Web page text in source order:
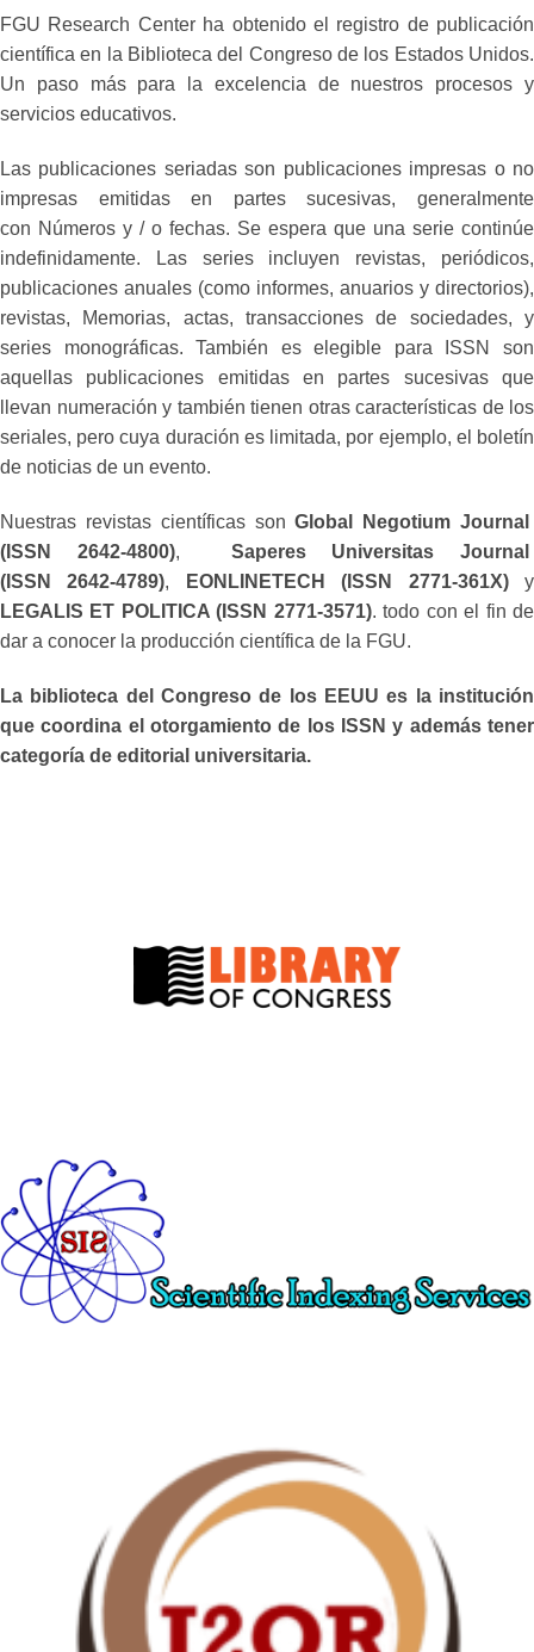
FGU Research Center ha obtenido el registro de publicación
científica en la Biblioteca del Congreso de los Estados Unidos.
Un paso más para la excelencia de nuestros procesos y
servicios educativos.
Las publicaciones seriadas son publicaciones impresas o no
impresas emitidas en partes sucesivas, generalmente
con Números y / o fechas. Se espera que una serie continúe
indefinidamente. Las series incluyen revistas, periódicos,
publicaciones anuales (como informes, anuarios y directorios),
revistas, Memorias, actas, transacciones de sociedades, y
series monográficas. También es elegible para ISSN son
aquellas publicaciones emitidas en partes sucesivas que
llevan numeración y también tienen otras características de los
seriales, pero cuya duración es limitada, por ejemplo, el boletín
de noticias de un evento.
Nuestras revistas científicas sonGlobal Negotium Journal
(ISSN 2642-4800),
Saperes Universitas Journal
(ISSN 2642-4789), EONLINETECH (ISSN 2771-361X)y
LEGALIS ET POLITICA (ISSN 2771-3571). todo con el fin de
dar a conocer la producción científica de la FGU.
La biblioteca del Congreso de los EEUU es la institución
que coordina el otorgamiento de los ISSN y además tener
categoría de editorial universitaria.